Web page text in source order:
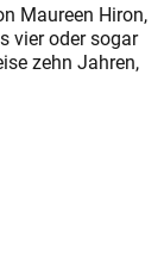
Maureen Hiron,
vier oder sogar
zehn Jahren,